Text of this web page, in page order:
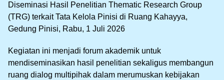
Diseminasi Hasil Penelitian Thematic Research Group
(TRG) terkait Tata Kelola Pinisi di Ruang Kahayya,
Gedung Pinisi, Rabu, 1 Juli 2026
Kegiatan ini menjadi forum akademik untuk
mendiseminasikan hasil penelitian sekaligus membangun
ruang dialog multipihak dalam merumuskan kebijakan